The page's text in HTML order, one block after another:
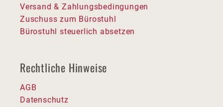
Versand & Zahlungsbedingungen
Zuschuss zum Bürostuhl
Bürostuhl steuerlich absetzen
Rechtliche Hinweise
AGB
Datenschutz